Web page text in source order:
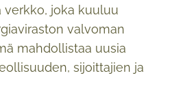
joka kuuluu
valvoman
mahdollistaa uusia
sijoittajien ja